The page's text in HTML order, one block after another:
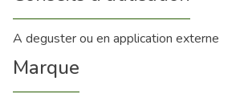
A deguster ou en application externe
Marque